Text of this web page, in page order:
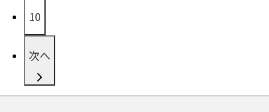
10
次へ